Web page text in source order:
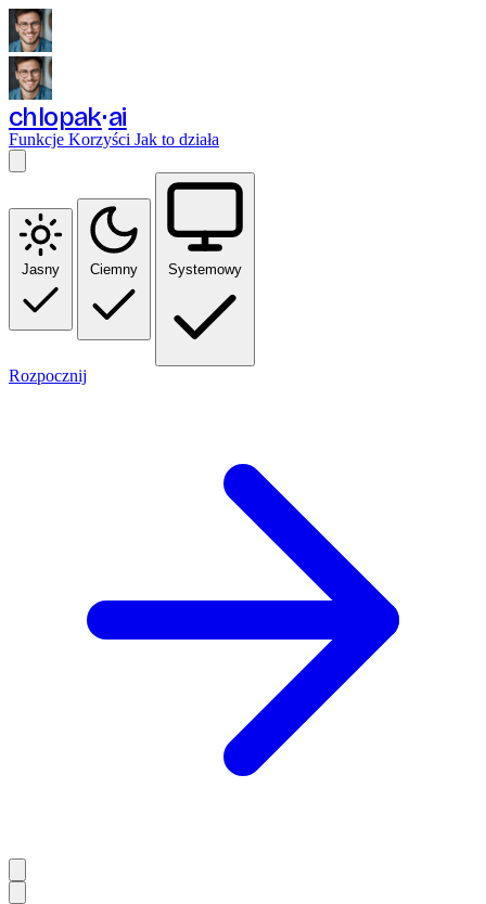
chlopak ai
Funkcje Korzyści Jak to działa
Jasny Ciemny Systemowy
Rozpocznij